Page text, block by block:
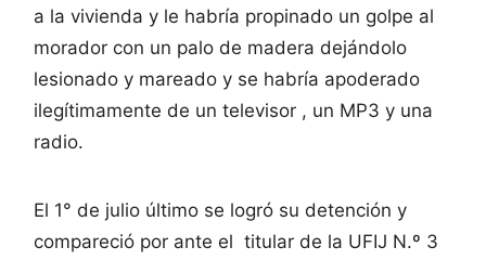
a la vivienda y le habría propinado un golpe al
morador con un palo de madera dejándolo
lesionado y mareado y se habría apoderado
ilegítimamente de un televisor , un MP3 y una
radio.
El 1° de julio último se logró su detención y
compareció por ante el titular de la UFIJ N.º 3